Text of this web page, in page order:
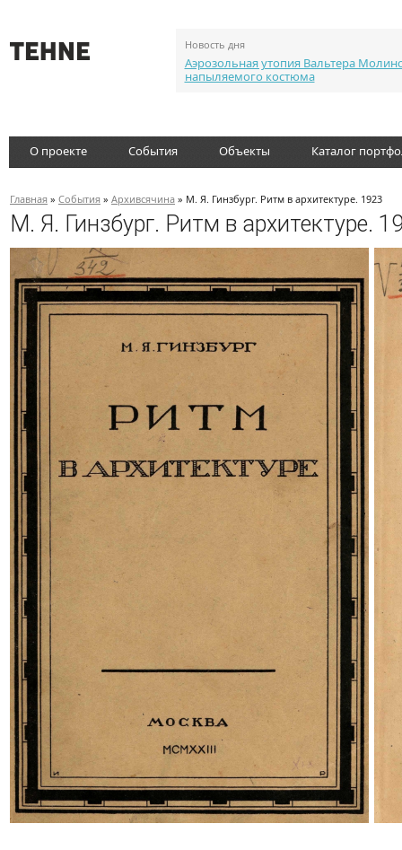
Новость дня
Аэрозольная утопия Вальтера
напыляемого костюма
О проекте События Объекты Каталог
Главная » События » Архивсячина » М. Я. Гинзбург. Ритм в архитектуре. 1923
М. Я. Гинзбург. Ритм в архитектуре.